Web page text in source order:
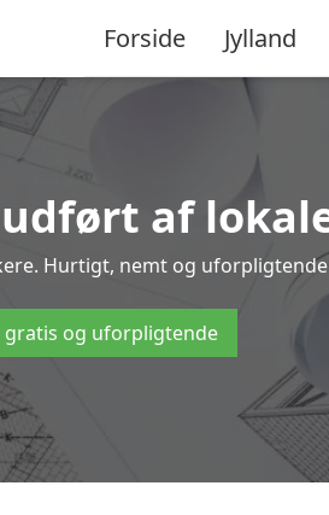
Forside Jylland
af
Hurtigt, nemt og
gratis og uforpligtende